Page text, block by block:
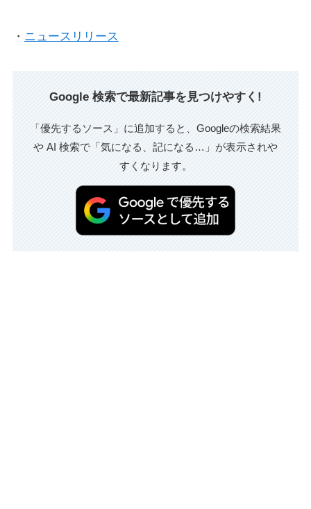
・ ニュースリリース
Google 検索で最新記事を見つけやすく!
「優先するソース」に追加すると、Googleの検索結果
や AI 検索で「気になる、記になる…」が表示されや
すくなります。